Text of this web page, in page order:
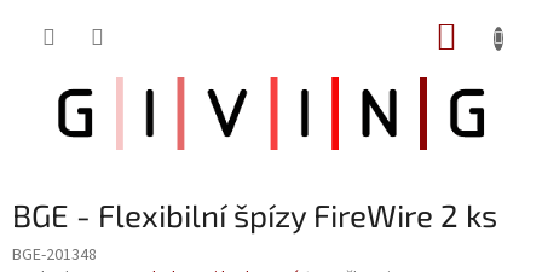
BGE - Flexibilní špízy FireWire 2 ks
BGE-201348